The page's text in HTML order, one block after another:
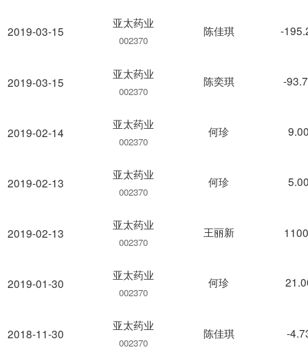
2019-03-15
2019-03-15
2019-02-14
2019-02-13
2019-02-13
2019-01-30
2018-11-30
亚太药业
002370
陈佳琪 -
亚太药业
002370
陈奕琪 -
亚太药业
002370
何珍
亚太药业
002370
何珍
亚太药业
002370
王丽新
亚太药业
002370
何珍
亚太药业
002370
陈佳琪 -